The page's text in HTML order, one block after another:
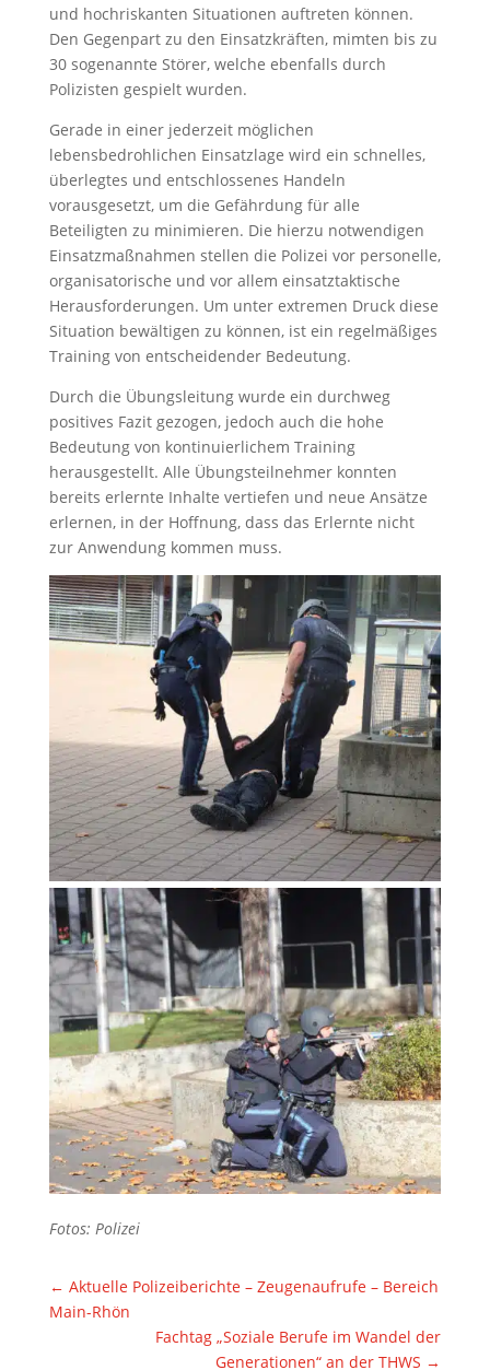
und hochriskanten Situationen auftreten können.
Den Gegenpart zu den Einsatzkräften, mimten bis zu
30 sogenannte Störer, welche ebenfalls durch
Polizisten gespielt wurden.
Gerade in einer jederzeit möglichen
lebensbedrohlichen Einsatzlage wird ein schnelles,
überlegtes und entschlossenes Handeln
vorausgesetzt, um die Gefährdung für alle
Beteiligten zu minimieren. Die hierzu notwendigen
Einsatzmaßnahmen stellen die Polizei vor personelle,
organisatorische und vor allem einsatztaktische
Herausforderungen. Um unter extremen Druck diese
Situation bewältigen zu können, ist ein regelmäßiges
Training von entscheidender Bedeutung.
Durch die Übungsleitung wurde ein durchweg
positives Fazit gezogen, jedoch auch die hohe
Bedeutung von kontinuierlichem Training
herausgestellt. Alle Übungsteilnehmer konnten
bereits erlernte Inhalte vertiefen und neue Ansätze
erlernen, in der Hoffnung, dass das Erlernte nicht
zur Anwendung kommen muss.
Fotos: Polizei
← Aktuelle Polizeiberichte – Zeugenaufrufe – Bereich
Main-Rhön
Fachtag „Soziale Berufe im Wandel der
Generationen“ an der THWS →